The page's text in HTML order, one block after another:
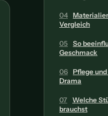
04
Vergleich
05
So
Geschmack
06
Pflege
Drama
07
Welche
brauchst